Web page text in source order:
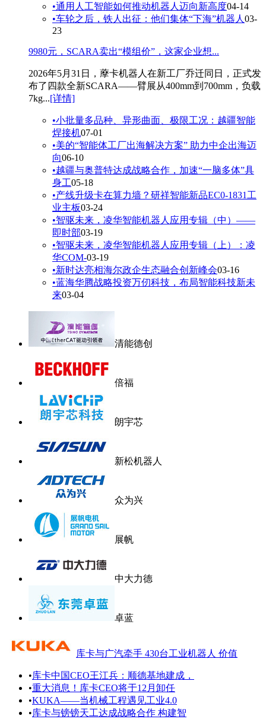
•通用人工智能如何推动机器人迈向新高度04-14
•车轮之后，铁人出征：他们集体“下海”机器人 03-
23
9980元，SCARA卖出“模组价”，这家企业想...
2026年5月31日，藦卡机器人在新工厂乔迁同日，正式发
布了四款全新SCARA——臂展从400mm到700mm，负载
7kg...[详情]
•小批量多品种、异形曲面、极限工况：越疆智能
焊接机07-01
•美的“智能体工厂出海解决方案” 助力中企出海迈
向06-10
•越疆与奥普特达成战略合作，加速“一脑多体”具
身工05-18
•产线升级卡在算力墙？研祥智能新品EC0-1831工
业主板03-24
•智驱未来，凌华智能机器人应用专辑（中）——
即时部03-19
•智驱未来，凌华智能机器人应用专辑（上）：凌
华COM-03-19
•新时达亮相海尔政企生态融合创新峰会03-16
•蓝海华腾战略投资万仞科技，布局智能科技新未
来03-04
清能德创
倍福
朗宇芯
新松机器人
众为兴
展帆
中大力德
卓蓝
库卡与广汽牵手 430台工业机器人 价值
•库卡中国CEO王江兵：顺德基地建成，
•重大消息！库卡CEO将于12月卸任
•KUKA——当机械工程遇见工业4.0
•库卡与镑镑天工达成战略合作 构建智